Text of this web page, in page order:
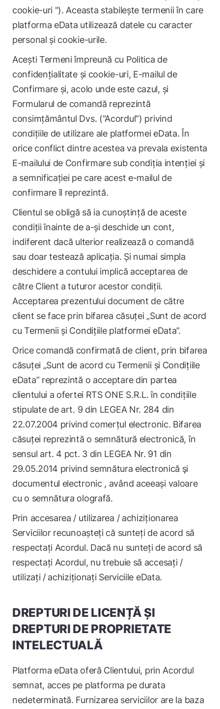
cookie-uri "). Aceasta stabilește termenii în care
platforma eData utilizează datele cu caracter
personal și cookie-urile.
Acești Termeni împreună cu Politica de
confidențialitate și cookie-uri, E-mailul de
Confirmare și, acolo unde este cazul, și
Formularul de comandă reprezintă
consimțământul Dvs. (“Acordul”) privind
condițiile de utilizare ale platformei eData. În
orice conflict dintre acestea va prevala existenta
E-mailului de Confirmare sub condiția intenției și
a semnificației pe care acest e-mailul de
confirmare îl reprezintă.
Clientul se obligă să ia cunoștință de aceste
condiții înainte de a-și deschide un cont,
indiferent dacă ulterior realizează o comandă
sau doar testează aplicația. Și numai simpla
deschidere a contului implică acceptarea de
către Client a tuturor acestor condiții.
Acceptarea prezentului document de către
client se face prin bifarea căsuței „Sunt de acord
cu Termenii și Condițiile platformei eData”.
Orice comandă confirmată de client, prin bifarea
căsuței „Sunt de acord cu Termenii și Condițiile
eData” reprezintă o acceptare din partea
clientului a ofertei RTS ONE S.R.L. în condițiile
stipulate de art. 9 din LEGEA Nr. 284 din
22.07.2004 privind comerțul electronic. Bifarea
căsuței reprezintă o semnătură electronică, în
sensul art. 4 pct. 3 din LEGEA Nr. 91 din
29.05.2014 privind semnătura electronică şi
documentul electronic , având aceeași valoare
cu o semnătura olografă.
Prin accesarea / utilizarea / achiziționarea
Serviciilor recunoașteți că sunteți de acord să
respectați Acordul. Dacă nu sunteți de acord să
respectați Acordul, nu trebuie să accesați /
utilizați / achiziționați Serviciile eData.
DREPTURI DE LICENȚĂ ȘI
DREPTURI DE PROPRIETATE
INTELECTUALĂ
Platforma eData oferă Clientului, prin Acordul
semnat, acces pe platforma pe durata
nedeterminată. Furnizarea serviciilor are la baza